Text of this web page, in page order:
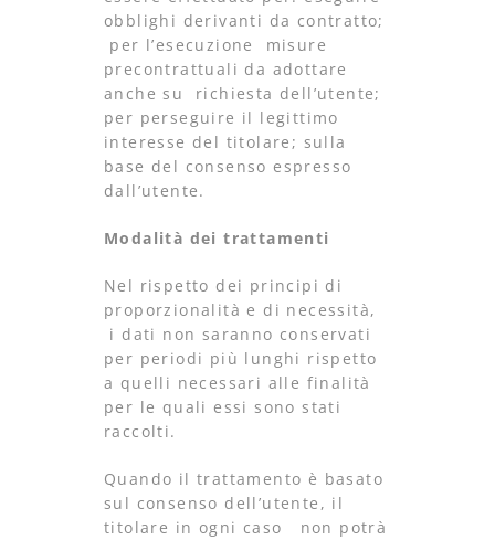
obblighi derivanti da contratto;
per l’esecuzione misure
precontrattuali da adottare
anche su richiesta dell’utente;
per perseguire il legittimo
interesse del titolare; sulla
base del consenso espresso
dall’utente.
Modalità dei trattamenti
Nel rispetto dei principi di
proporzionalità e di necessità,
i dati non saranno conservati
per periodi più lunghi rispetto
a quelli necessari alle finalità
per le quali essi sono stati
raccolti.
Quando il trattamento è basato
sul consenso dell’utente, il
titolare in ogni caso non potrà